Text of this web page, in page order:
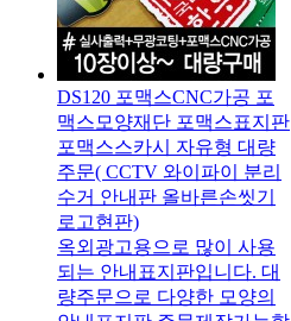
DS120 포맥스CNC가공 포
맥스모양재단 포맥스표지판
포맥스스카시 자유형 대량
주문( CCTV 와이파이 분리
수거 안내판 올바른손씻기
로고현판)
옥외광고용으로 많이 사용
되는 안내표지판입니다. 대
량주문으로 다양한 모양의